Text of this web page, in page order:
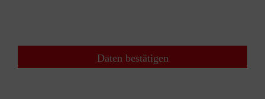
Daten bestätigen